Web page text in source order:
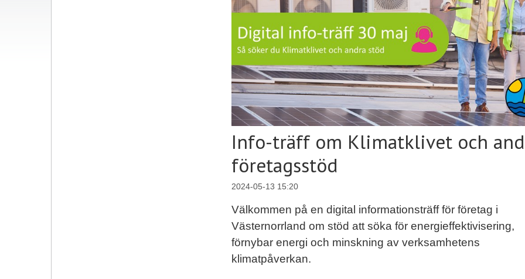
Info-träff om Klimatklivet och
företagsstöd
2024-05-13 15:20
Välkommen på en digital informationsträff för företag i
Västernorrland om stöd att söka för energieffektivisering,
förnybar energi och minskning av verksamhetens
klimatpåverkan.